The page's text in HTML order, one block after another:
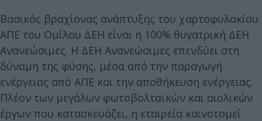
Βασικός βραχίονας ανάπτυξης του χαρτοφυλακίου
ΑΠΕ του Ομίλου ΔΕΗ είναι η 100% θυγατρική ΔΕΗ
Ανανεώσιμες. Η ΔΕΗ Ανανεώσιμες επενδύει στη
δύναμη της φύσης, μέσα από την παραγωγή
ενέργειας από ΑΠΕ και την αποθήκευση ενέργειας.
Πλέον των μεγάλων φωτοβολταϊκών και αιολικών
έργων που κατασκευάζει, η εταιρεία καινοτομεί